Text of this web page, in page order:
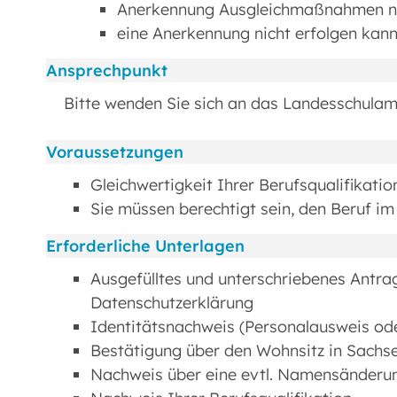
Anerkennung Ausgleichmaßnahmen
eine Anerkennung nicht erfolgen
Ansprechpunkt
Bitte wenden Sie sich an das
Voraussetzungen
Gleichwertigkeit Ihrer
Sie müssen berechtigt sein, den Beruf
Erforderliche Unterlagen
Ausgefülltes und unterschriebenes
Datenschutzerklärung
Identitätsnachweis (Personalausweis
Bestätigung über den Wohnsitz in
Nachweis über eine evtl.